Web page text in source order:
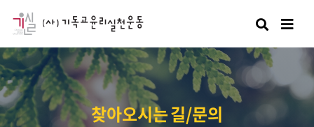
검색
찾아오시는 길/문의